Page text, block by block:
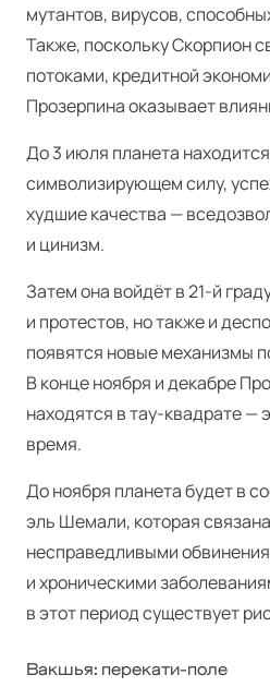
мутантов, вирусов,
Также, поскольку Скорпион
потоками, кредитной
Прозерпина оказывает
До 3 июля планета
символизирующем силу,
худшие качества —
и цинизм.
Затем она войдёт в 21‑й
и протестов, но также и
появятся новые механизмы
В конце ноября и декабре
находятся в тау‑квадрате —
время.
До ноября планета будет в
эль Шемали, которая
несправедливыми
и хроническими
в этот период существует
Вакшья: перекати‑поле